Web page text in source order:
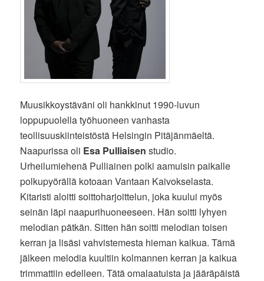
Muusikkoystäväni oli hankkinut 1990-luvun
loppupuolella työhuoneen vanhasta
teollisuuskiinteistöstä Helsingin Pitäjänmäeltä.
Naapurissa oli Esa Pulliaisen studio.
Urheilumiehenä Pulliainen polki aamuisin paikalle
polkupyörällä kotoaan Vantaan Kaivokselasta.
Kitaristi aloitti soittoharjoittelun, joka kuului myös
seinän läpi naapurihuoneeseen. Hän soitti lyhyen
melodian pätkän. Sitten hän soitti melodian toisen
kerran ja lisäsi vahvistemesta hieman kaikua. Tämä
jälkeen melodia kuultiin kolmannen kerran ja kaikua
trimmattiin edelleen. Tätä omalaatuista ja jääräpäistä